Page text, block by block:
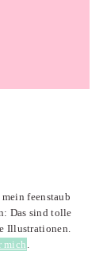
feenstaub
Das sind tolle
Illustrationen.
mich .